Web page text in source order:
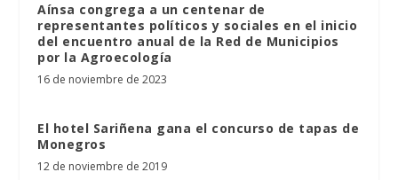
Aínsa congrega a un centenar de
representantes políticos y sociales en el inicio
del encuentro anual de la Red de Municipios
por la Agroecología
16 de noviembre de 2023
El hotel Sariñena gana el concurso de tapas de
Monegros
12 de noviembre de 2019